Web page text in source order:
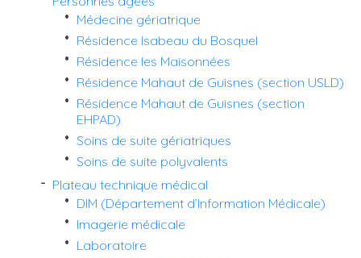
Médecine gériatrique
Résidence Isabeau du Bosquel
Résidence les Maisonnées
Résidence Mahaut de Guisnes (section USLD)
Résidence Mahaut de Guisnes (section
EHPAD)
Soins de suite gériatriques
Soins de suite polyvalents
Plateau technique médical
DIM (Département d’Information Médicale)
Imagerie médicale
Laboratoire